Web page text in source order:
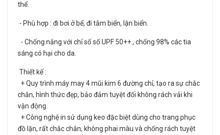
thể.
- Phù hợp : đi bơi ở bể, đi tắm biển, lặn biển.
- Chống nắng với chỉ số số UPF 50++ , chống 98% các tia
sáng có hại cho da.
Thiết kế :
+ Quy trình máy may 4 mũi kim 6 đường chỉ, tạo ra sự chắc
chắn, hình thức đẹp, bảo đảm tuyệt đối không rách vải khi
vận động.
+ Công nghệ in sử dụng keo đặc biệt dùng cho trang phục
đồ lặn, rất chắc chắn, không phai màu và chống rách tuyệt